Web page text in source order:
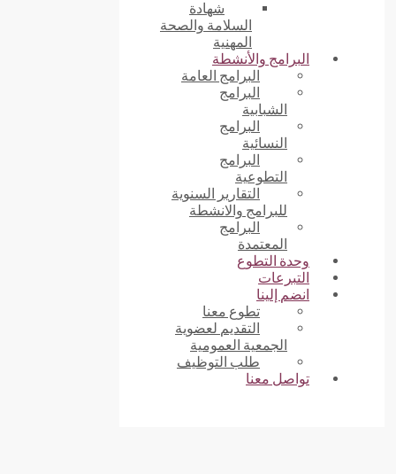
شهادة
السلامة والصحة
المهنية
البرامج والأنشطة
البرامج العامة
البرامج
الشبابية
البرامج
النسائية
البرامج
التطوعية
التقارير السنوية
للبرامج والانشطة
البرامج
المعتمدة
وحدة التطوع
التبرعات
انضم إلينا
تطوع معنا
التقديم لعضوية
الجمعية العمومية
طلب التوظيف
تواصل معنا